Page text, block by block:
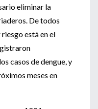
eliminar la
De todos
está en el
casos de dengue, y
meses en